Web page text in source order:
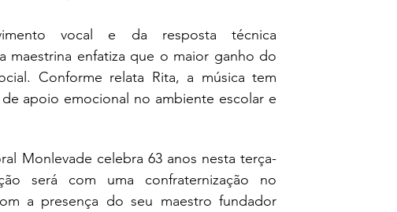
vocal e da resposta técnica
maestrina enfatiza que o maior ganho do
Conforme relata Rita, a música tem
apoio emocional no ambiente escolar e
Monlevade celebra 63 anos nesta terça-
será com uma confraternização no
a presença do seu maestro fundador